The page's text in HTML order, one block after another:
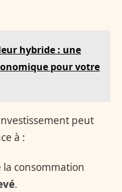
hybride : une
pour votre
peut
à :
la consommation
.